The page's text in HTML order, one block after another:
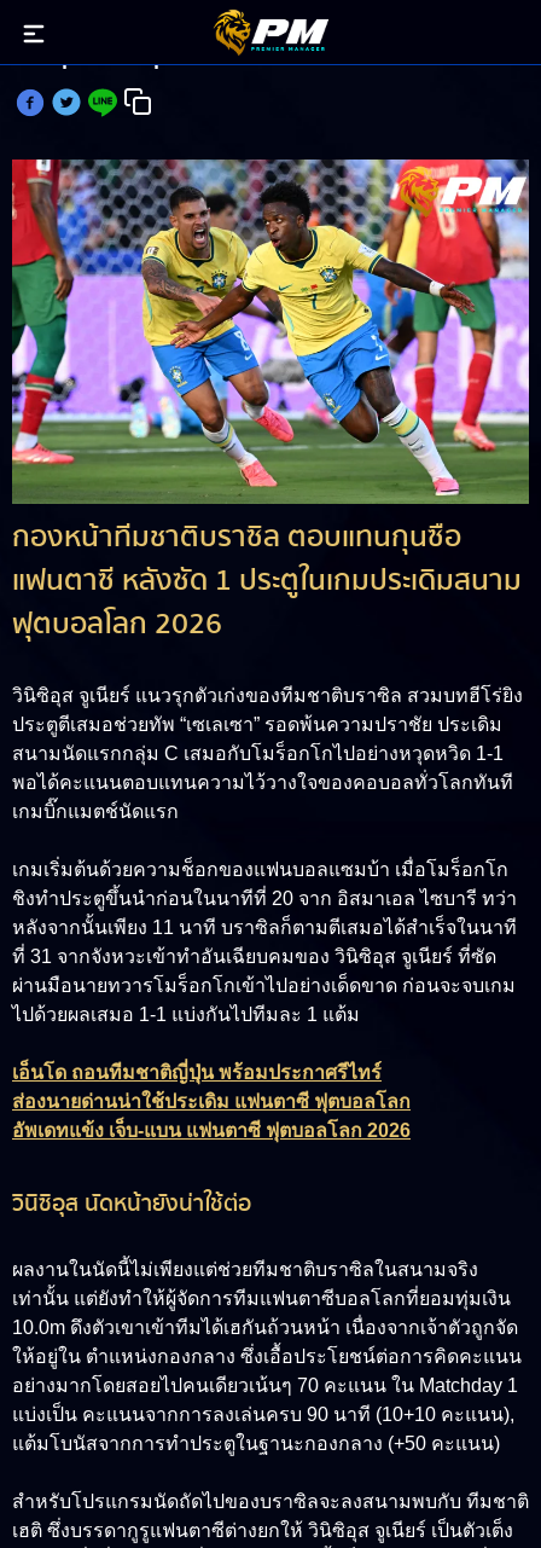
วินิซิอุส ซัด 1 ตุง เก็บแต้มให้ชาวแฟนตาซี
กองหน้าทีมชาติบราซิล ตอบแทนกุนซือ
แฟนตาซี หลังซัด 1 ประตูในเกมประเดิมสนาม
ฟุตบอลโลก 2026
วินิซิอุส จูเนียร์ แนวรุกตัวเก่งของทีมชาติบราซิล สวมบทฮีโร่ยิง
ประตูตีเสมอช่วยทัพ “เซเลเซา” รอดพ้นความปราชัย ประเดิม
สนามนัดแรกกลุ่ม C เสมอกับโมร็อกโกไปอย่างหวุดหวิด 1-1
พอได้คะแนนตอบแทนความไว้วางใจของคอบอลทั่วโลกทันที
เกมบิ๊กแมตช์นัดแรก
เกมเริ่มต้นด้วยความช็อกของแฟนบอลแซมบ้า เมื่อโมร็อกโก
ชิงทำประตูขึ้นนำก่อนในนาทีที่ 20 จาก อิสมาเอล ไซบารี ทว่า
หลังจากนั้นเพียง 11 นาที บราซิลก็ตามตีเสมอได้สำเร็จในนาที
ที่ 31 จากจังหวะเข้าทำอันเฉียบคมของ วินิซิอุส จูเนียร์ ที่ซัด
ผ่านมือนายทวารโมร็อกโกเข้าไปอย่างเด็ดขาด ก่อนจะจบเกม
ไปด้วยผลเสมอ 1-1 แบ่งกันไปทีมละ 1 แต้ม
เอ็นโด ถอนทีมชาติญี่ปุ่น พร้อมประกาศรีไทร์
ส่องนายด่านน่าใช้ประเดิม แฟนตาซี ฟุตบอลโลก
อัพเดทแข้ง เจ็บ-แบน แฟนตาซี ฟุตบอลโลก 2026
วินิซิอุส นัดหน้ายังน่าใช้ต่อ
ผลงานในนัดนี้ไม่เพียงแต่ช่วยทีมชาติบราซิลในสนามจริง
เท่านั้น แต่ยังทำให้ผู้จัดการทีมแฟนตาซีบอลโลกที่ยอมทุ่มเงิน
10.0m ดึงตัวเขาเข้าทีมได้เฮกันถ้วนหน้า เนื่องจากเจ้าตัวถูกจัด
ให้อยู่ใน ตำแหน่งกองกลาง ซึ่งเอื้อประโยชน์ต่อการคิดคะแนน
อย่างมากโดยสอยไปคนเดียวเน้นๆ 70 คะแนน ใน Matchday 1
แบ่งเป็น คะแนนจากการลงเล่นครบ 90 นาที (10+10 คะแนน),
แต้มโบนัสจากการทำประตูในฐานะกองกลาง (+50 คะแนน)
สำหรับโปรแกรมนัดถัดไปของบราซิลจะลงสนามพบกับ ทีมชาติ
เฮติ ซึ่งบรรดากูรูแฟนตาซีต่างยกให้ วินิซิอุส จูเนียร์ เป็นตัวเต็ง